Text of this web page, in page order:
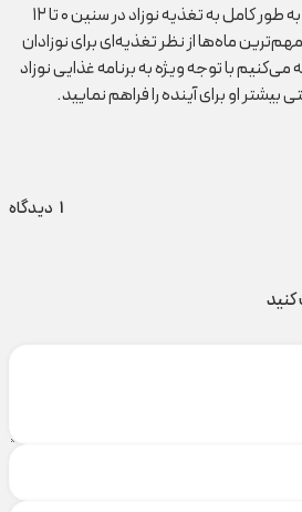
در این مقاله سعی شده است به طور کامل به تغذیه نوزاد در سنین ۰ تا ۱۲
ماه‌ها از نظر تغذیه‌ای برای نوزادان
با توجه ویژه به برنامه غذایی نوزاد
بیشتر او برای آینده را فراهم نمایید‌.
1 دیدگاه